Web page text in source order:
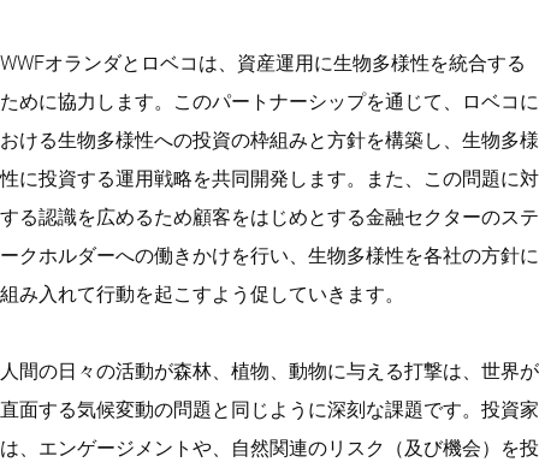
WWFオランダとロベコは、資産運用に生物多様性を統合する
ために協力します。このパートナーシップを通じて、ロベコに
おける生物多様性への投資の枠組みと方針を構築し、生物多様
性に投資する運用戦略を共同開発します。また、この問題に対
する認識を広めるため顧客をはじめとする金融セクターのステ
ークホルダーへの働きかけを行い、生物多様性を各社の方針に
組み入れて行動を起こすよう促していきます。
人間の日々の活動が森林、植物、動物に与える打撃は、世界が
直面する気候変動の問題と同じように深刻な課題です。投資家
は、エンゲージメントや、自然関連のリスク（及び機会）を投